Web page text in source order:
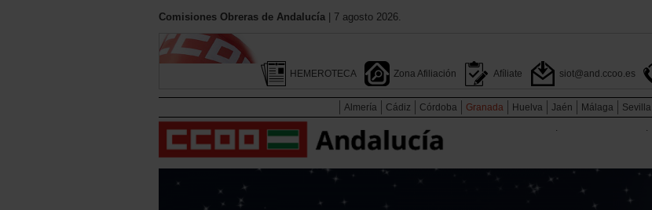
Comisiones Obreras de Andalucía | 7 agosto 2026.
HEMEROTECA Zona Afiliación Afíliate siot@and.ccoo.es
Almería Cádiz Córdoba Granada Huelva Jaén Málaga Sevilla
.
.